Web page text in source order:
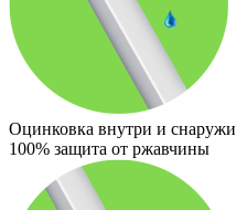
Оцинковка внутри и снаружи
100% защита от ржавчины